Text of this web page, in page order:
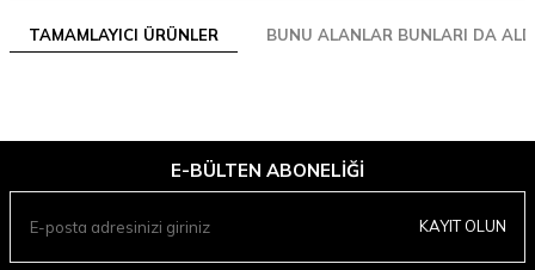
TAMAMLAYICI ÜRÜNLER BUNU ALANLAR BUNLARI DA
E-BÜLTEN ABONELIĞI
KAYIT OLUN